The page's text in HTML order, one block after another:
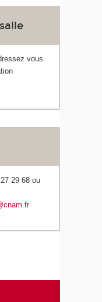
vous
29 68 ou